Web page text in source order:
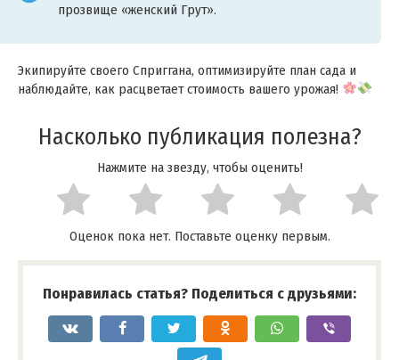
прозвище «женский Грут».
Экипируйте своего Сприггана, оптимизируйте план сада и
наблюдайте, как расцветает стоимость вашего урожая!
Насколько публикация полезна?
Нажмите на звезду, чтобы оценить!
Оценок пока нет. Поставьте оценку первым.
Понравилась статья? Поделиться с друзьями: